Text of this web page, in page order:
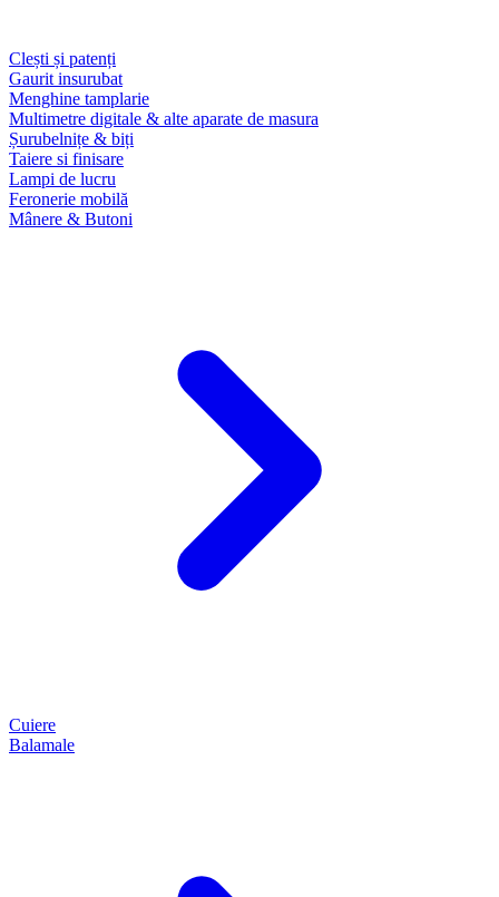
Clești și patenți
Gaurit insurubat
Menghine tamplarie
Multimetre digitale & alte aparate de masura
Șurubelnițe & biți
Taiere si finisare
Lampi de lucru
Feronerie mobilă
Mânere & Butoni
Cuiere
Balamale